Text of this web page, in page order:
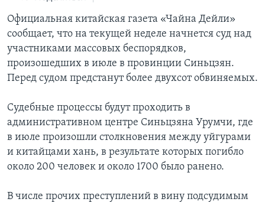
поискДИСКУССИЯ VOA
ДЕТАЛИ
НЬЮ-ЙОРК NEW YORK
АМЕРИКА. БОЛЬШОЕ ПУТЕШЕСТВИЕ
АРТЕФАКТЫ
АМЕРИКАНСКИЕ ГОРОДКИ
ТЕСТЫ
ЗА СВОБОДУ ПРЕССЫ
УЧИМ АНГЛИЙСКИЙ
ВИДЕО
ПОДПИСКА НА НОВОСТИ
Learning English
СОЦИАЛЬНЫЕ СЕТИ
Официальная китайская газета «Чайна Дейли»
сообщает, что на текущей неделе начнется суд над
участниками массовых беспорядков,
произошедших в июле в провинции Синьцзян.
Перед судом предстанут более двухсот обвиняемых.
Судебные процессы будут проходить в
административном центре Синьцзяна Урумчи, где
в июле произошли столкновения между уйгурами
и китайцами хань, в результате которых погибло
около 200 человек и около 1700 было ранено.
В числе прочих преступлений в вину подсудимым